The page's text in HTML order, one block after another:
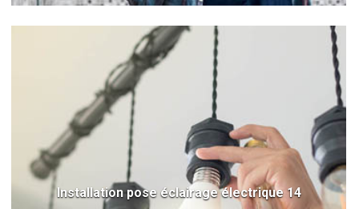
Installation pose éclairage électrique 14